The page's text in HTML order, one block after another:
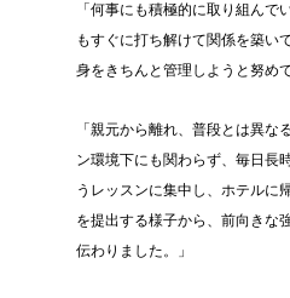
「何事にも積極的に取り組んで
もすぐに打ち解けて関係を築い
身をきちんと管理しようと努め
「親元から離れ、普段とは異な
ン環境下にも関わらず、毎日長
うレッスンに集中し、ホテルに
を提出する様子から、前向きな
伝わりました。」